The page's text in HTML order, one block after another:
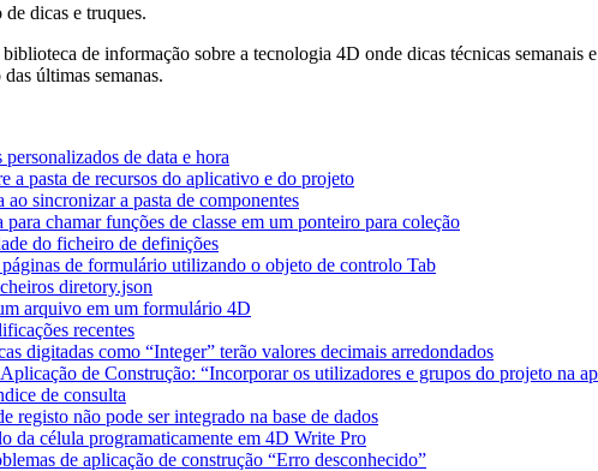
dicas e truques.
biblioteca de informação sobre a tecnologia 4D onde dicas técnicas
últimas semanas.
de data e hora
a pasta de recursos do aplicativo e do projeto
sincronizar a pasta de componentes
para chamar funções de classe em um ponteiro para coleção
do ficheiro de definições
de formulário utilizando o objeto de controlo Tab
diretory.json
arquivo em um formulário 4D
recentes
digitadas como “Integer” terão valores decimais arredondados
de Construção: “Incorporar os utilizadores e grupos do projeto na
de consulta
registo não pode ser integrado na base de dados
da célula programaticamente em 4D Write Pro
de aplicação de construção “Erro desconhecido”